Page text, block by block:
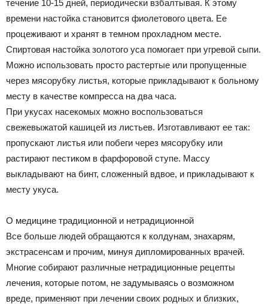
течение 10-15 дней, периодически взбалтывая. К этому
времени настойка становится фиолетового цвета. Ее
процеживают и хранят в темном прохладном месте.
Спиртовая настойка золотого уса помогает при угревой сыпи.
Можно использовать просто растертые или пропущенные
через мясорубку листья, которые прикладывают к больному
месту в качестве компресса на два часа.
При укусах насекомых можно воспользоваться
свежевыжатой кашицей из листьев. Изготавливают ее так:
пропускают листья или побеги через мясорубку или
растирают пестиком в фарфоровой ступе. Массу
выкладывают на бинт, сложенный вдвое, и прикладывают к
месту укуса.
О медицине традиционной и нетрадиционной
Все больше людей обращаются к колдунам, знахарям,
экстрасенсам и прочим, минуя дипломированных врачей.
Многие собирают различные нетрадиционные рецепты
лечения, которые потом, не задумываясь о возможном
вреде, применяют при лечении своих родных и близких,